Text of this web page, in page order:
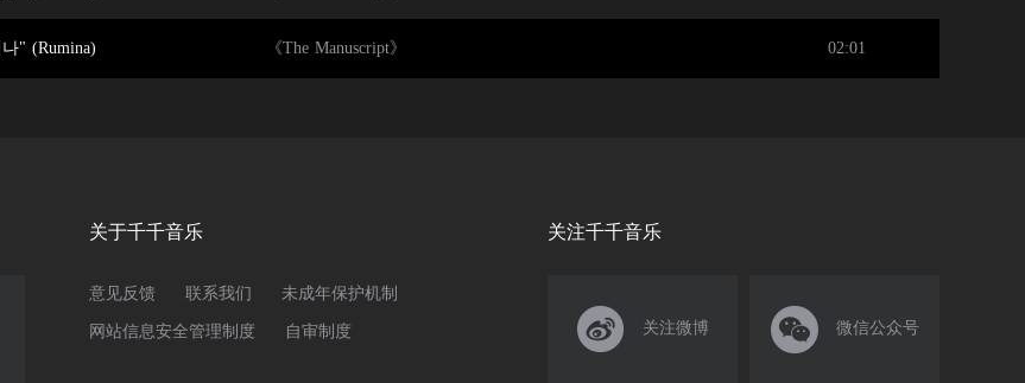
" (Rumina) 《The Manuscript》 02:01
关于千千音乐
意见反馈 联系我们 未成年保护机制
网站信息安全管理制度 自审制度
关注千千音乐
 关注微博  微信公众号